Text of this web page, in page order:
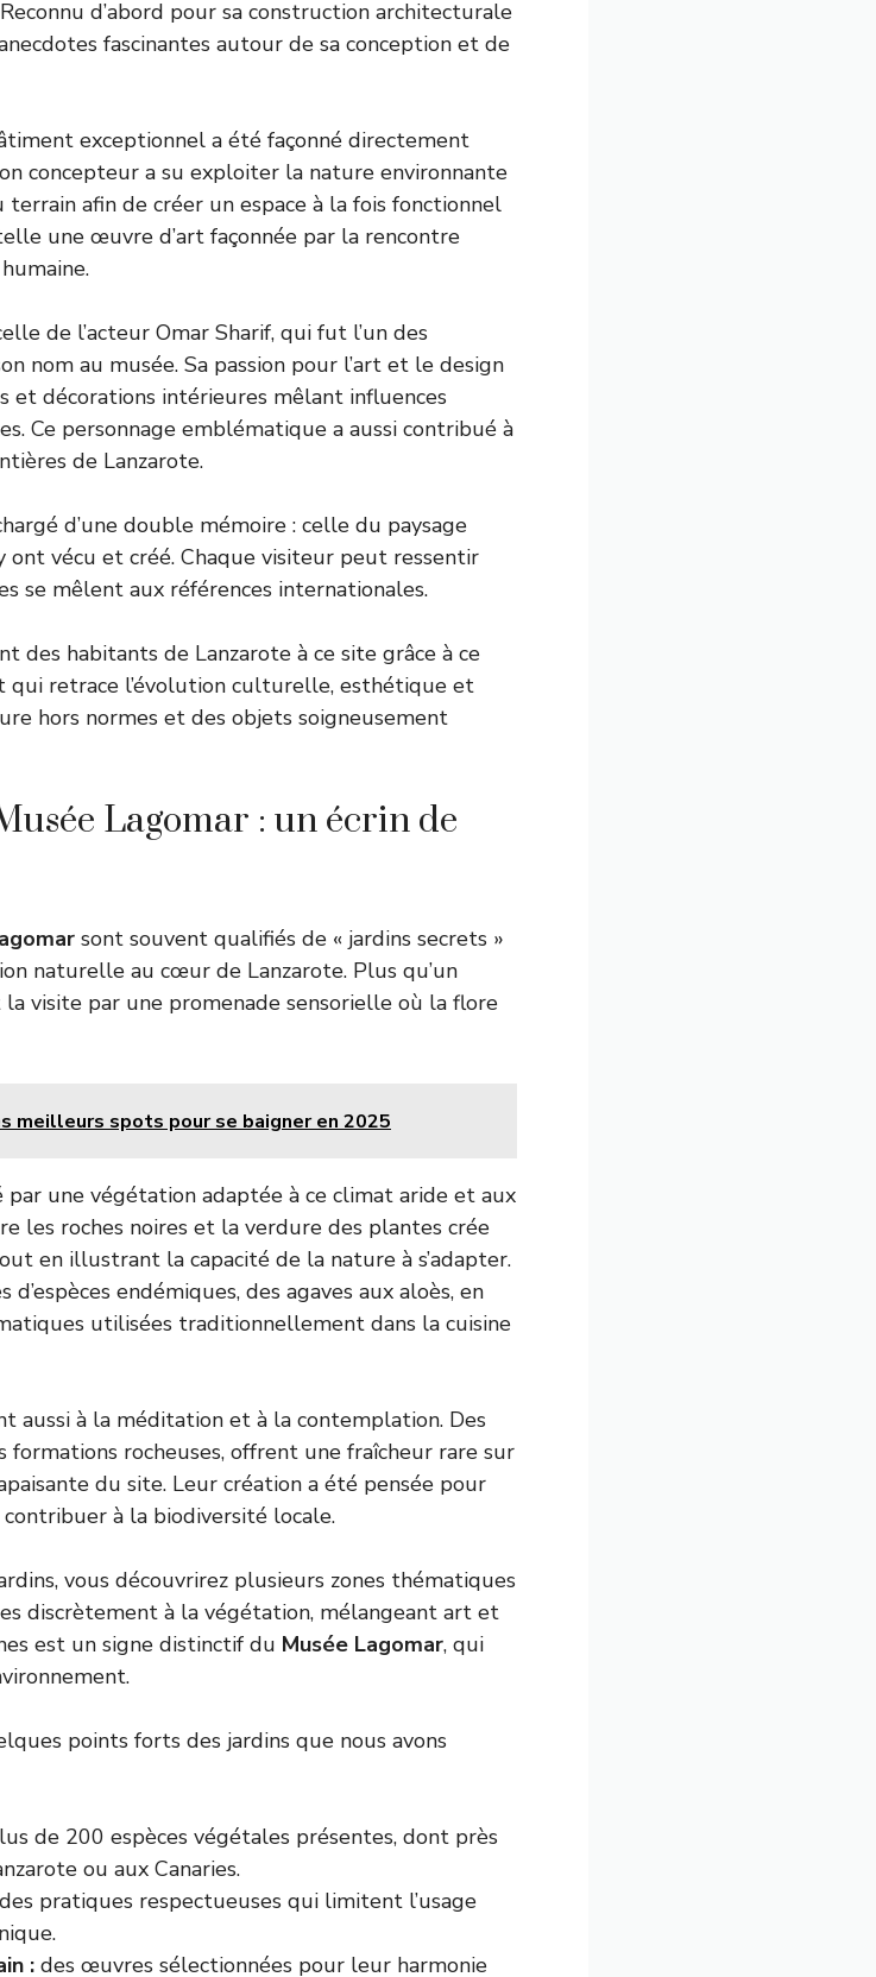
d’abord pour sa construction architecturale
fascinantes autour de sa conception et de
exceptionnel a été façonné directement
concepteur a su exploiter la nature environnante
afin de créer un espace à la fois fonctionnel
une œuvre d’art façonnée par la rencontre
de l’acteur Omar Sharif, qui fut l’un des
nom au musée. Sa passion pour l’art et le design
et décorations intérieures mêlant influences
Ce personnage emblématique a aussi contribué à
de Lanzarote.
d’une double mémoire : celle du paysage
vécu et créé. Chaque visiteur peut ressentir
se mêlent aux références internationales.
des habitants de Lanzarote à ce site grâce à ce
qui retrace l’évolution culturelle, esthétique et
hors normes et des objets soigneusement
Lagomar : un écrin de
sont souvent qualifiés de « jardins secrets »
naturelle au cœur de Lanzarote. Plus qu’un
visite par une promenade sensorielle où la flore
meilleurs spots pour se baigner en 2025
par une végétation adaptée à ce climat aride et aux
les roches noires et la verdure des plantes crée
en illustrant la capacité de la nature à s’adapter.
endémiques, des agaves aux aloès, en
utilisées traditionnellement dans la cuisine
aussi à la méditation et à la contemplation. Des
formations rocheuses, offrent une fraîcheur rare sur
du site. Leur création a été pensée pour
à la biodiversité locale.
vous découvrirez plusieurs zones thématiques
discrètement à la végétation, mélangeant art et
est un signe distinctif du Musée Lagomar, qui
points forts des jardins que nous avons
de 200 espèces végétales présentes, dont près
ou aux Canaries.
des pratiques respectueuses qui limitent l’usage
: des œuvres sélectionnées pour leur harmonie